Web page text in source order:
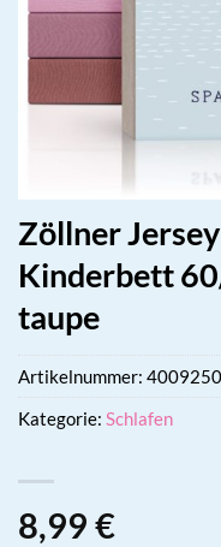
Zöllner
Kinderbett
taupe
8,99 €
Artikelnummer:
Kategorie: Schlafen